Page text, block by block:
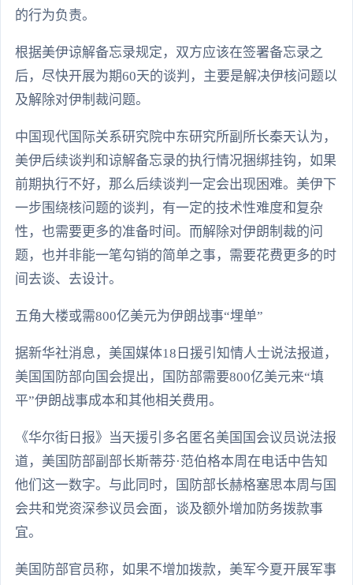
的行为负责。
根据美伊谅解备忘录规定，双方应该在签署备忘录之
后，尽快开展为期60天的谈判，主要是解决伊核问题以
及解除对伊制裁问题。
中国现代国际关系研究院中东研究所副所长秦天认为，
美伊后续谈判和谅解备忘录的执行情况捆绑挂钩，如果
前期执行不好，那么后续谈判一定会出现困难。美伊下
一步围绕核问题的谈判，有一定的技术性难度和复杂
性，也需要更多的准备时间。而解除对伊朗制裁的问
题，也并非能一笔勾销的简单之事，需要花费更多的时
间去谈、去设计。
五角大楼或需800亿美元为伊朗战事“埋单”
据新华社消息，美国媒体18日援引知情人士说法报道，
美国国防部向国会提出，国防部需要800亿美元来“填
平”伊朗战事成本和其他相关费用。
《华尔街日报》当天援引多名匿名美国国会议员说法报
道，美国防部副部长斯蒂芬·范伯格本周在电话中告知
他们这一数字。与此同时，国防部长赫格塞思本周与国
会共和党资深参议员会面，谈及额外增加防务拨款事
宜。
美国防部官员称，如果不增加拨款，美军今夏开展军事